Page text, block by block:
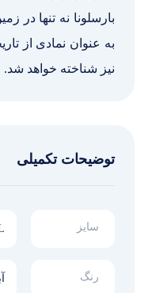
بارسلونا نه تنها در
به عنوان نمادی از
نیز شناخته خواهد شد.
توضیحات تکمیلی
سایز
رنگ